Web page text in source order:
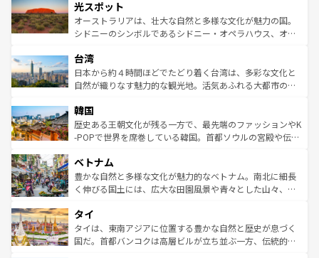
文化が魅力。旅行者はアメリカの各地域で異なる魅力を楽
しみながら、その多様性と豊かな歴史を感じることができ
るだろう。車でのロードトリップや列車の旅も、アメリカ
情報は
島だが、静かな自然を求めるならマウイ島やカウアイ島が
おすすめ。エメラルドグリーンに輝く海をはじめ、豊かな
文化や歴史が息づいている。「アロハスピリット」と呼ば
人々、おいしいローカルフードやハワイアンミュージッ
ク、伝統的なフラダンスなど、すべてがハワイの魅力を彩
っている。訪れるたびに新しい発見と感動が待っているハ
はコンテンツ一覧
光スポット
オーストラリアは、壮大な自然と多様な文化が魅力の国。
シドニーのシンボルであるシドニー・オペラハウス、オー
リアリーフや大陸中央部にそびえるウルル（エアーズロッ
ク）、タスマニアの美しい原生林やケアンズの熱帯雨林な
ど、見どころがたくさん。また、カフェやワイン、オージ
いる。アクティビティも充実しており、サーフィンやダイ
ビング、ハイキングなど、アウトドア好きにはたまらな
い。オーストラリアの多彩な魅力を存分に味わいつくそ
参照してほしい。
台湾
日本から約４時間ほどでたどり着く台湾は、多彩な文化と
自然が織りなす魅力的な観光地。活気あふれる大都市の台
ン）、静ひつな山岳地帯である台湾東部など、都市の喧騒
と山間の静けさが共存しており、訪れる人に新しい発見と
驚きをもたらしてくれる。また、奥深い台湾の食文化も魅
容にもいいと評判のスイーツなど、バラエティ豊かな料理
が味わえる。 なお、新着の台湾情報は コンテンツ一覧を参
照してほしい。
韓国
歴史ある王朝文化が残る一方で、最先端のファッションやK
-POPで世界を席巻している韓国。首都ソウルの宮殿や伝統
き、地方に足を延ばせば四季折々の自然美を楽しむことが
できる。そして、キムチや焼肉、絶品のストリートフード
まで、さまざまな韓国料理が待っている。夜には、韓国な
リティに包まれながら、韓国の多彩な魅力を心ゆくまで味
わってみてほしい。 なお、新着の韓国情報はコンテンツ一
覧を参照してほしい。
ベトナム
豊かな自然と多様な文化が魅力的なベトナム。南北に細長
く伸びる国土には、広大な田園風景や青々とした山々、世
急速な発展と共に伝統が息づく。ハノイの古い町並みやホ
ーチミン市のフランス統治時代の建物も、独特の雰囲気を
醸し出している。また、バラエティの豊かさとおいしさで
タイ
タイは、東南アジアに位置する豊かな自然と歴史が息づく
国だ。首都バンコクは高層ビルが立ち並ぶ一方、伝統的な